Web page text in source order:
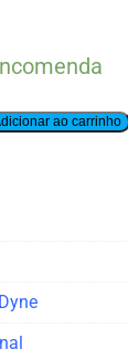
ao carrinho